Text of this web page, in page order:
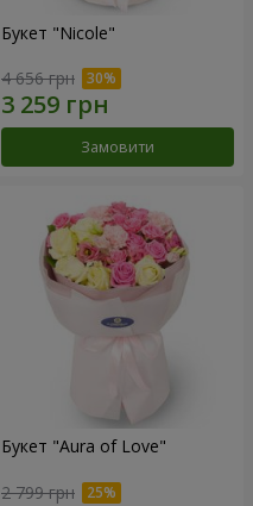
Букет "Nicole"
4 656 грн
Замовити
Букет "Aura of Love"
2 799 грн